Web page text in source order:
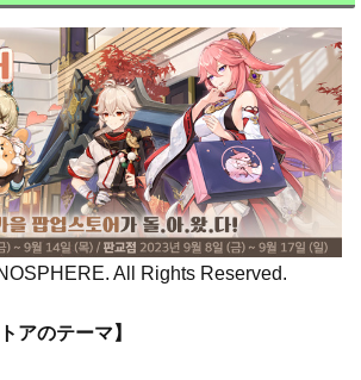
All Rights Reserved.
アのテーマ】